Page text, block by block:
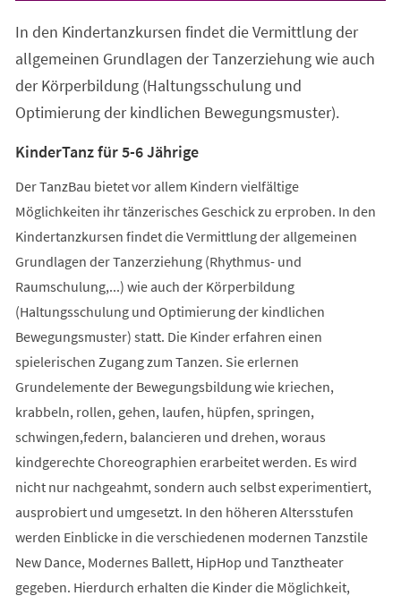
In den Kindertanzkursen findet die Vermittlung der
allgemeinen Grundlagen der Tanzerziehung wie auch
der Körperbildung (Haltungsschulung und
Optimierung der kindlichen Bewegungsmuster).
KinderTanz für 5-6 Jährige
Der TanzBau bietet vor allem Kindern vielfältige
Möglichkeiten ihr tänzerisches Geschick zu erproben. In den
Kindertanzkursen findet die Vermittlung der allgemeinen
Grundlagen der Tanzerziehung (Rhythmus- und
Raumschulung,...) wie auch der Körperbildung
(Haltungsschulung und Optimierung der kindlichen
Bewegungsmuster) statt. Die Kinder erfahren einen
spielerischen Zugang zum Tanzen. Sie erlernen
Grundelemente der Bewegungsbildung wie kriechen,
krabbeln, rollen, gehen, laufen, hüpfen, springen,
schwingen,federn, balancieren und drehen, woraus
kindgerechte Choreographien erarbeitet werden. Es wird
nicht nur nachgeahmt, sondern auch selbst experimentiert,
ausprobiert und umgesetzt. In den höheren Altersstufen
werden Einblicke in die verschiedenen modernen Tanzstile
New Dance, Modernes Ballett, HipHop und Tanztheater
gegeben. Hierdurch erhalten die Kinder die Möglichkeit,